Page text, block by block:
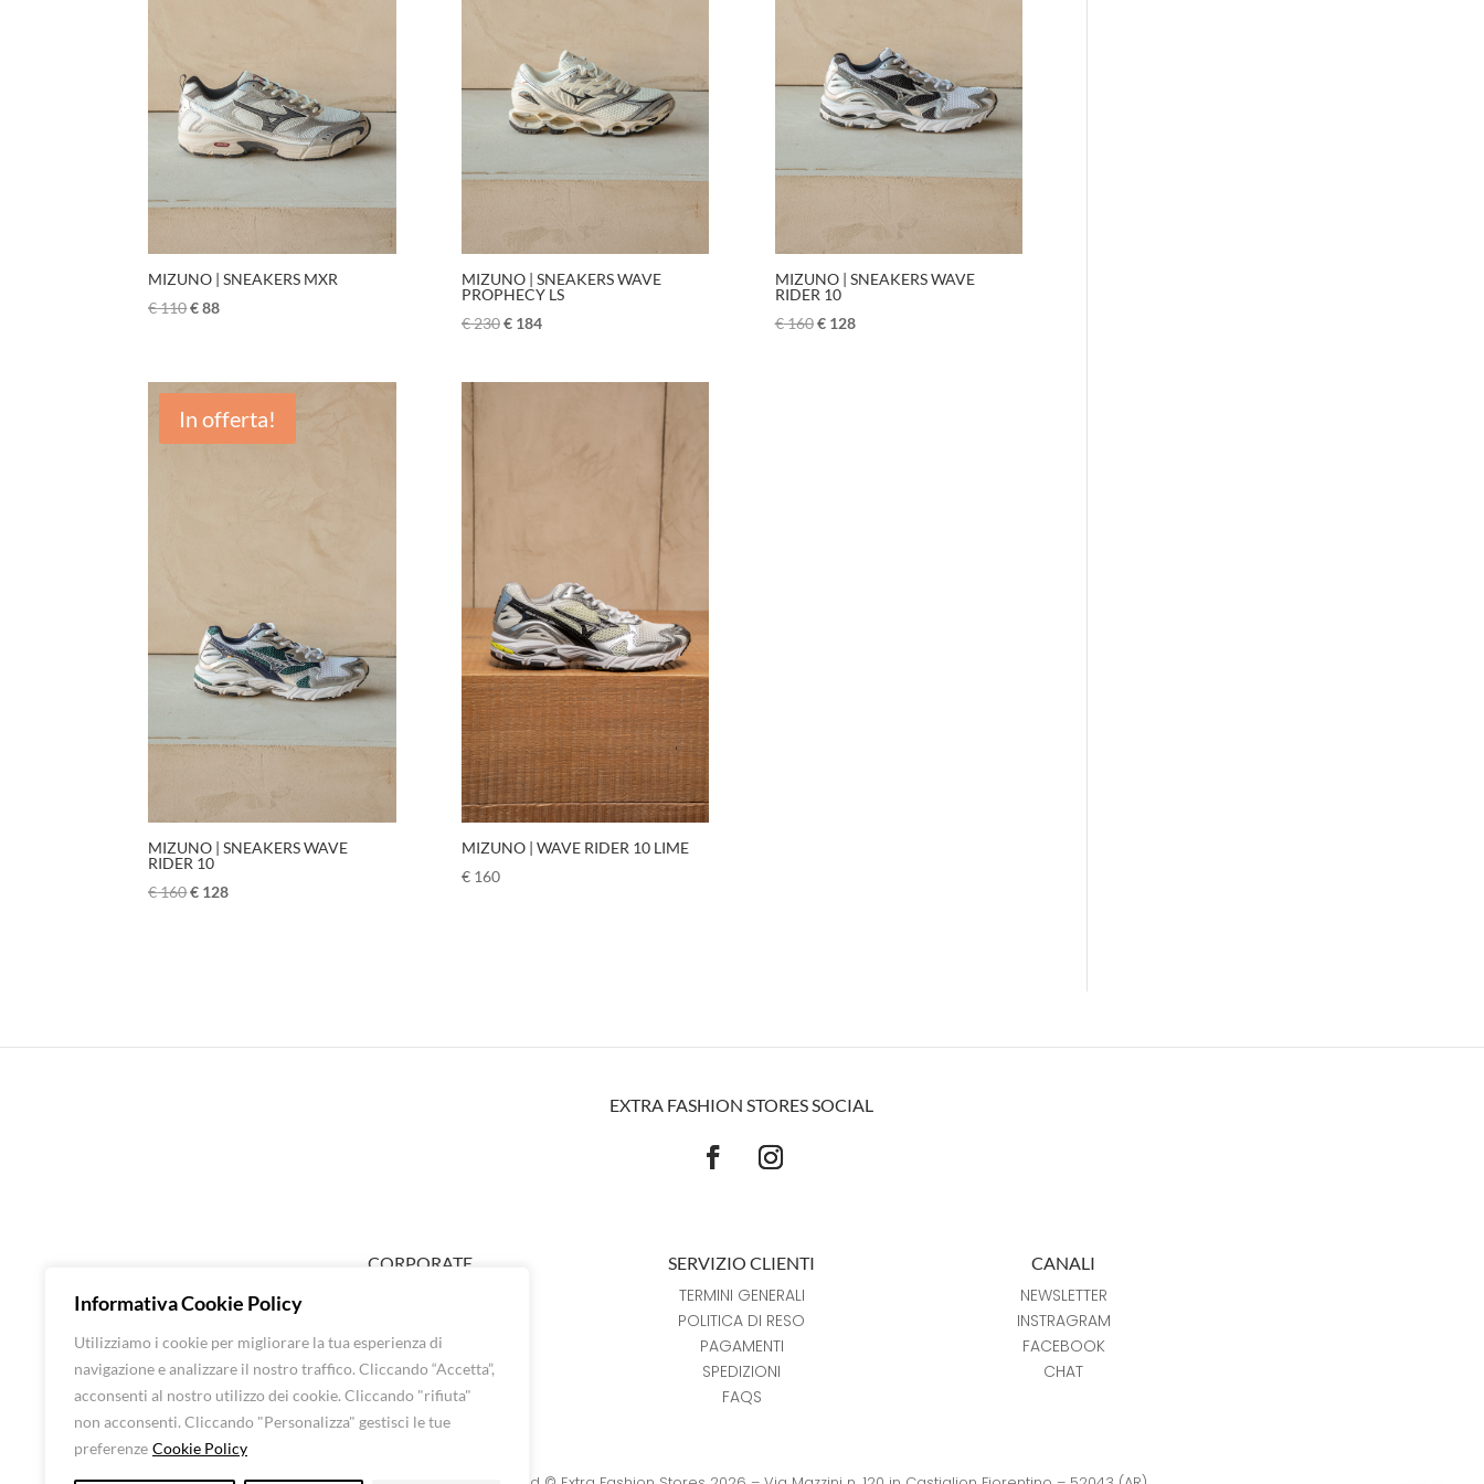
Informativa Cookie Policy
Utilizziamo i cookie per migliorare la tua esperienza di
navigazione e analizzare il nostro traffico. Cliccando “Accetta”,
acconsenti al nostro utilizzo dei cookie. Cliccando "rifiuta"
non acconsenti. Cliccando "Personalizza" gestisci le tue
preferenze Cookie Policy
MIZUNO | SNEAKERS MXR
€110€88
MIZUNO | SNEAKERS WAVE
PROPHECY LS
€230€184
MIZUNO | SNEAKERS WAVE
RIDER 10
€160 €128
In offerta!
MIZUNO | SNEAKERS WAVE
RIDER 10
€160€ 128
MIZUNO | WAVE RIDER 10 LIME
€160
EXTRA FASHION STORES SOCIAL
CORPORATE
SHOP UOMO
BRANDS
CONTATTI
SERVIZIO CLIENTI
TERMINI GENERALI
POLITICA DI RESO
PAGAMENTI
SPEDIZIONI
FAQS
CANALI
NEWSLETTER
INSTRAGRAM
FACEBOOK
CHAT